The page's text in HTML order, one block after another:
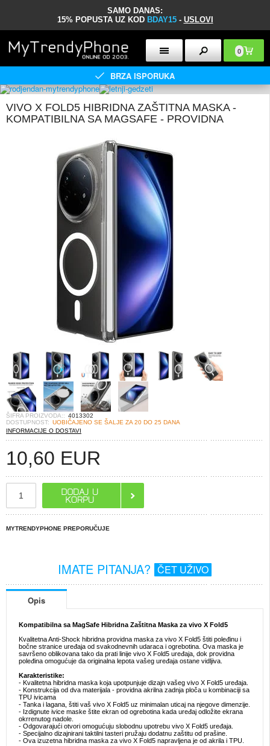
SAMO DANAS:
15% POPUSTA UZ KOD BDAY15 - USLOVI
0
BRZA ISPORUKA
VIVO X FOLD5 HIBRIDNA ZAŠTITNA MASKA -
KOMPATIBILNA SA MAGSAFE - PROVIDNA
ŠIFRA PROIZVODA:: 4013302
DOSTUPNOST: UOBIČAJENO SE ŠALJE ZA 20 DO 25 DANA
INFORMACIJE O DOSTAVI
10,60 EUR
MYTRENDYPHONE PREPORUČUJE
IMATE PITANJA? ČET UŽIVO
Opis
Kompatibilna sa MagSafe Hibridna Zaštitna Maska za vivo X Fold5
Kvalitetna Anti-Shock hibridna providna maska za vivo X Fold5 štiti poleđinu i
bočne stranice uređaja od svakodnevnih udaraca i ogrebotina. Ova maska je
savršeno oblikovana tako da prati linije vivo X Fold5 uređaja, dok providna
poleđina omogućuje da originalna lepota vašeg uređaja ostane vidljiva.
Karakteristike:
- Kvalitetna hibridna maska koja upotpunjuje dizajn vašeg vivo X Fold5 uređaja.
- Konstrukcija od dva materijala - providna akrilna zadnja ploča u kombinaciji sa
TPU ivicama
- Tanka i lagana, štiti vaš vivo X Fold5 uz minimalan uticaj na njegove dimenzije.
- Izdignute ivice maske štite ekran od ogrebotina kada uređaj odložite ekrana
okrrenutog nadole.
- Odgovarajući otvori omogućuju slobodnu upotrebu vivo X Fold5 uređaja.
- Specijalno dizajnirani taktilni tasteri pružaju dodatnu zaštitu od prašine.
- Ova izuzetna hibridna maska za vivo X Fold5 napravljena je od akrila i TPU.